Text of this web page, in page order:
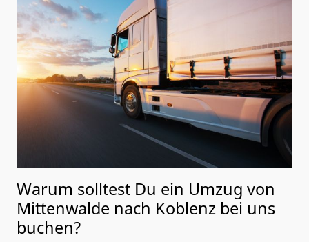
Warum solltest Du ein Umzug von
Mittenwalde nach Koblenz bei uns
buchen?